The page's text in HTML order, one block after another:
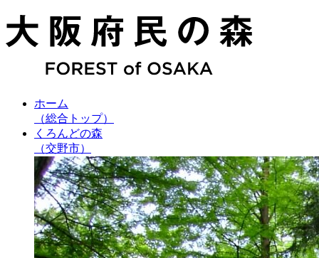
ホーム
（総合トップ）
くろんどの森
（交野市）